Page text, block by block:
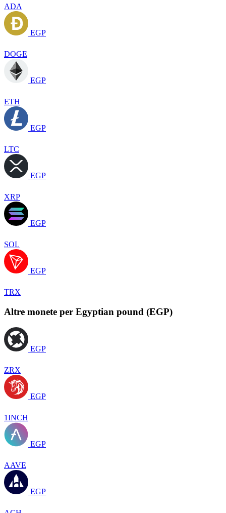
ADA
EGP
DOGE
EGP
ETH
EGP
LTC
EGP
XRP
EGP
SOL
EGP
TRX
Altre monete per Egyptian pound (EGP)
EGP
ZRX
EGP
1INCH
EGP
AAVE
EGP